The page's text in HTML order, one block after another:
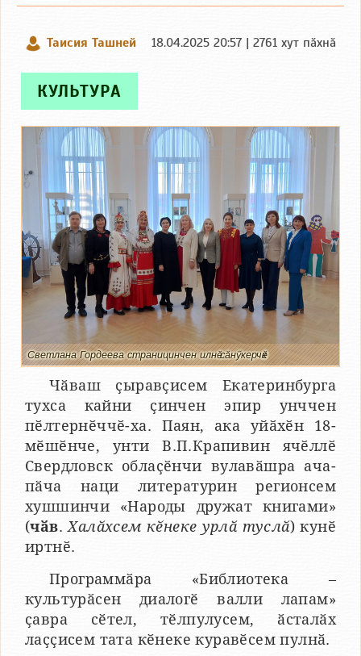
Таисия Ташней 18.04.2025 20:57 | 2761 хут пӑхнӑ
КУЛЬТУРА
Светлана Гордеева страницинчен илнӗ сӑнӳкерчӗк
Чӑваш ҫыравҫисем Екатеринбурга
тухса кайни ҫинчен эпир унччен
пӗлтернӗччӗ-ха. Паян, ака уйӑхӗн 18-
мӗшӗнче, унти В.П.Крапивин ячӗллӗ
Свердловск облаҫӗнчи вулавӑшра ача-
пӑча наци литературин регионсем
хушшинчи «Народы дружат книгами»
(чӑв.Халӑхсем кӗнеке урлӑ туслӑ) кунӗ
иртнӗ.
Программӑра «Библиотека –
культурӑсен диалогӗ валли лапам»
ҫавра сӗтел, тӗлпулусем, ӑсталӑх
лаҫҫисем тата кӗнеке куравӗсем пулнӑ.